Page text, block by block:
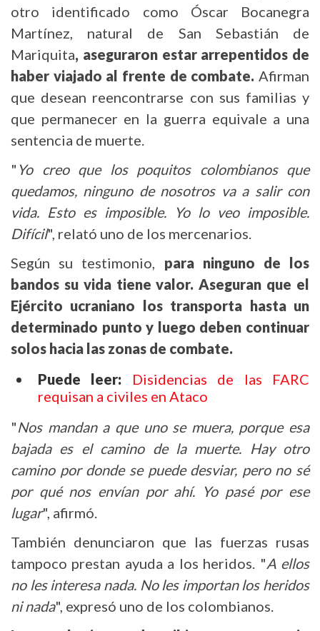
otro identificado como Óscar Bocanegra
Martínez, natural de San Sebastián de
Mariquita, aseguraron estar arrepentidos de
haber viajado al frente de combate. Afirman
que desean reencontrarse con sus familias y
que permanecer en la guerra equivale a una
sentencia de muerte.
" Yo creo que los poquitos colombianos que
quedamos, ninguno de nosotros va a salir con
vida. Esto es imposible. Yo lo veo imposible.
Difícil", relató uno de los mercenarios.
Según su testimonio, para ninguno de los
bandos su vida tiene valor. Aseguran que el
Ejército ucraniano los transporta hasta un
determinado punto y luego deben continuar
solos hacia las zonas de combate.
Puede leer: Disidencias de las FARC
requisan a civiles en Ataco
"Nos mandan a que uno se muera, porque esa
bajada es el camino de la muerte. Hay otro
camino por donde se puede desviar, pero no sé
por qué nos envían por ahí. Yo pasé por ese
lugar", afirmó.
También denunciaron que las fuerzas rusas
tampoco prestan ayuda a los heridos. "A ellos
no les interesa nada. No les importan los heridos
ni nada", expresó uno de los colombianos.